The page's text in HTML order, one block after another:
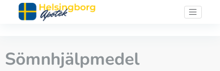
Sömnhjälpmedel